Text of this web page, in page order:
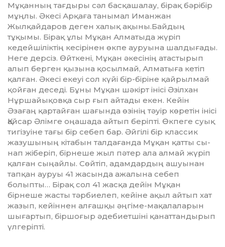
Мұқанның тағдыры сәл басқашалау, бі­рақ бәрібір
мұңлы. Әкесі Арқаға танымал Иманжан
Жылқайдаров деген халық ақы­ны.Байдың
тұқымы. Бірақ ұлы Мұқан Алматыда жүріп
кедейшіліктің кесірінен өкпе ауруына шалдығады.
Неге дерсіз. Өйткені, Мұ­қан әкесінің атастырып
алып берген қы­зына қосылмай, Алматыға кетіп
қалған. Әкесі екеуі сол күйі бір-біріне қайрылмай
қой­ған деседі. Бұны Мұқан шәкірт інісі Әзіл­хан
Нұршайықовқа сыр ғып айтады екен. Кейін
Әзағаң қартайған шағында өзі­нің тәуір көретін інісі
Қайсар Әлімге оңа­шада айтып беріпті. Өкпеге суық
тигізуіне та­ғы бір себеп бар. Әйгілі бір классик
жазу­шы­ның кітабын талдағанда Мұқан қатты сы­
нап жіберіп, бірнеше жыл пәтер ала алмай жүріп
қалған сыңайлы. Сөйтіп, адам­дардың ашуынан
тапқан ауруы 41 жасында ажалына себеп
болыпты… Бірақ сол 41 жас­қа дейін Мұқан
бірнеше жасты тәрбиелеп, кейіне ақыл айтып хат
жазып, кейіннен ал­ғашқы әңгіме-мақалаларын
шығартып, бір­­шоғыр әдебиетшіні қанаттандырып
үлгеріпті.